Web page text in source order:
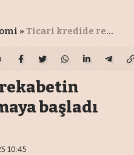
»Ticari kredide rekabetin sinyalleri alınmaya başladı
başladı
10:45